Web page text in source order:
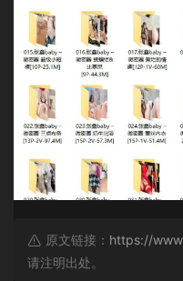
原文链接： https://
请注明出处。